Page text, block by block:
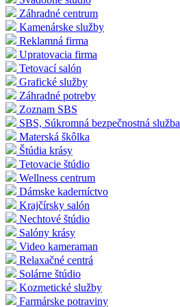
Záhradné centrum
Kamenárske služby
Reklamná firma
Upratovacia firma
Tetovací salón
Grafické služby
Záhradné potreby
Zoznam SBS
SBS, Súkromná bezpečnostná služba
Materská škôlka
Štúdia krásy
Tetovacie štúdio
Wellness centrum
Dámske kaderníctvo
Krajčírsky salón
Nechtové štúdio
Salóny krásy
Video kameraman
Relaxačné centrá
Solárne štúdio
Kozmetické služby
Farmárske potraviny